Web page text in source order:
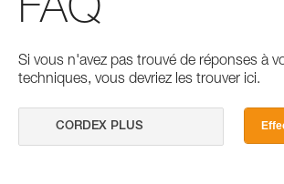
FAQ
Si vous n'avez pas trouvé de réponses à
techniques, vous devriez les trouver ici.